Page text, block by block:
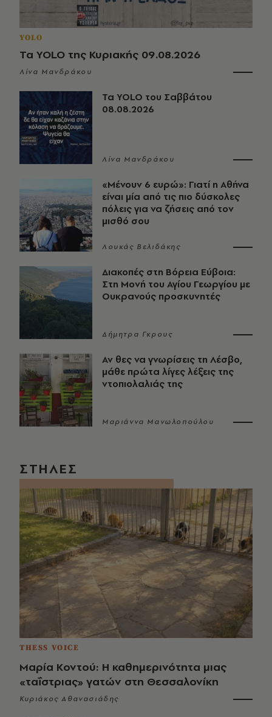
YOLO
Τα YOLO της Κυριακής 09.08.2026
Λίνα Μανδράκου
Τα YOLO του Σαββάτου
08.08.2026
Λίνα Μανδράκου
«Μένουν 6 ευρώ»: Γιατί η Αθήνα
είναι μία από τις πιο δύσκολες
πόλεις για να ζήσεις από τον
μισθό σου
Λουκάς Βελιδάκης
Διακοπές στη Βόρεια Εύβοια:
Στη Μονή του Αγίου Γεωργίου με
Ουκρανούς προσκυνητές
Δήμητρα Γκρους
Αν θες να γνωρίσεις τη Λέσβο,
μάθε πρώτα λίγες λέξεις της
ντοπιολαλιάς της
Μαριάννα Μανωλοπούλου
ΣΤΗΛΕΣ
THESS VOICE
Μαρία Κοντού: Η καθημερινότητα μιας
«ταΐστριας» γατών στη Θεσσαλονίκη
Κυριάκος Αθανασιάδης